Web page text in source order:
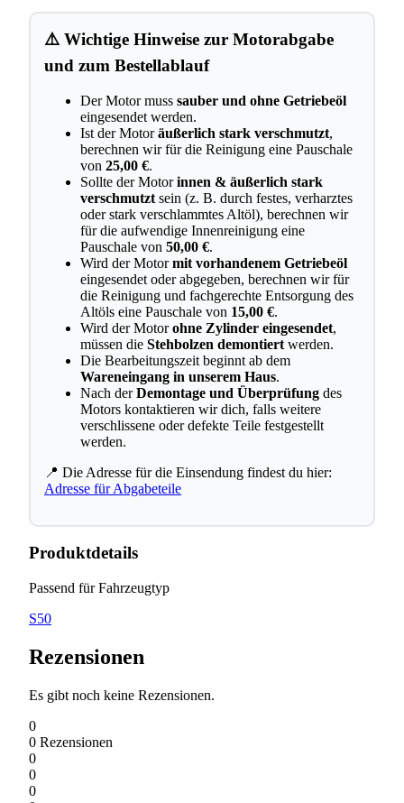
⚠️ Wichtige Hinweise zur Motorabgabe
und zum Bestellablauf
Der Motor muss sauber und ohne Getriebeöl
eingesendet werden.
Ist der Motoräußerlich stark verschmutzt,
berechnen wir für die Reinigung eine Pauschale
von 25,00 €.
Sollte der Motorinnen & äußerlich stark
verschmutzt sein (z. B. durch festes, verharztes
oder stark verschlammtes Altöl), berechnen wir
für die aufwendige Innenreinigung eine
Pauschale von 50,00 €.
Wird der Motormit vorhandenem Getriebeöl
eingesendet oder abgegeben, berechnen wir für
die Reinigung und fachgerechte Entsorgung des
Altöls eine Pauschale von 15,00 €.
Wird der Motorohne Zylinder eingesendet,
müssen die Stehbolzen demontiert werden.
Die Bearbeitungszeit beginnt ab dem
Wareneingang in unserem Haus.
Nach derDemontage und Überprüfung des
Motors kontaktieren wir dich, falls weitere
verschlissene oder defekte Teile festgestellt
werden.
📍 Die Adresse für die Einsendung findest du hier:
Adresse für Abgabeteile
Produktdetails
Passend für Fahrzeugtyp
S50
Rezensionen
Es gibt noch keine Rezensionen.
0
0 Rezensionen
0
0
0